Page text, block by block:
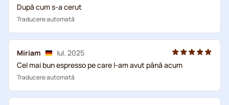
După cum s-a cerut
Traducere automată
Miriam
Iul. 2025
Cel mai bun espresso pe care l-am avut până acum
Traducere automată